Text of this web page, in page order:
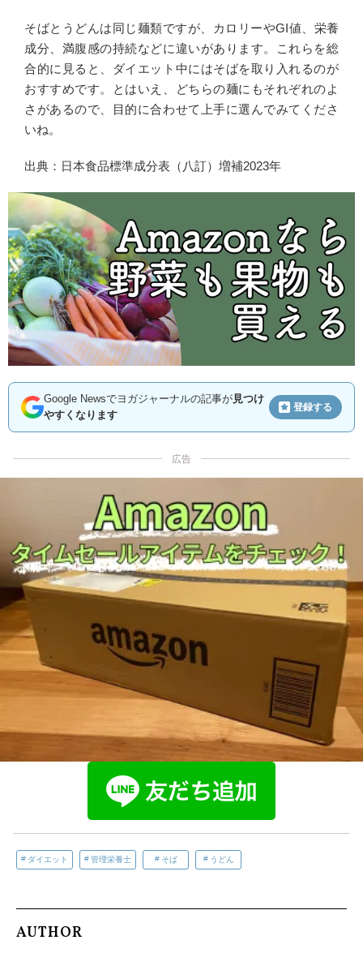
そばとうどんは同じ麺類ですが、カロリーやGI値、栄養
成分、満腹感の持続などに違いがあります。これらを総
合的に見ると、ダイエット中にはそばを取り入れるのが
おすすめです。とはいえ、どちらの麺にもそれぞれのよ
さがあるので、目的に合わせて上手に選んでみてくださ
いね。
出典：日本食品標準成分表（八訂）増補2023年
Google Newsでヨガジャーナルの記事が見つけ
やすくなります
登録する
広告
ダイエット 管理栄養士 そば うどん
AUTHOR